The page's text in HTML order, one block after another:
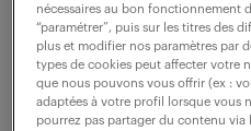
Rattaché(e) aux équipes
Méthodes Industrielles,
la mise en conformité des
principal sera de déployer
nécessaires au bon fonctionnement
“paramétrer”, puis sur les titres des
plus et modifier nos paramètres par
types de cookies peut affecter votre
que nous pouvons vous offrir (ex :
adaptées à votre profil lorsque vous
pourrez pas partager du contenu via